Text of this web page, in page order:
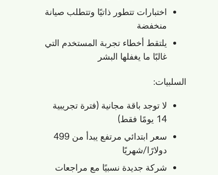
اختبارات تتطور ذاتيًا وتتطلب صيانة
منخفضة
يلتقط أخطاء تجربة المستخدم التي
غالبًا ما يغفلها البشر
السلبيات:
لا توجد باقة مجانية (فترة تجريبية
14 يومًا فقط)
سعر ابتدائي مرتفع يبدأ من 499
دولارًا/شهريًا
شركة جديدة نسبيًا مع مراجعات